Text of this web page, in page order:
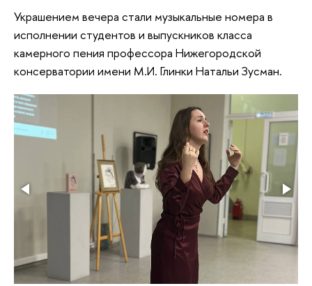
Украшением вечера стали музыкальные номера в
исполнении студентов и выпускников класса
камерного пения профессора Нижегородской
консерватории имени М.И. Глинки Натальи Зусман.